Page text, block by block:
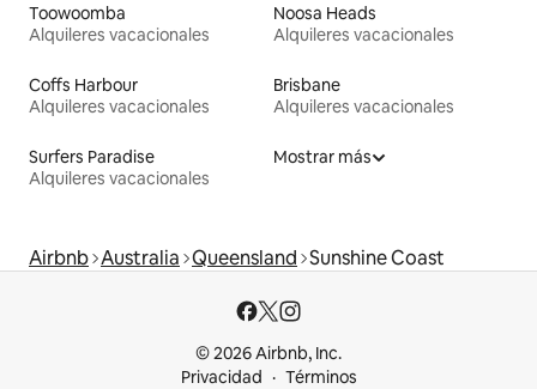
Toowoomba
Alquileres vacacionales
Noosa Heads
Alquileres vacacionales
Coffs Harbour
Alquileres vacacionales
Brisbane
Alquileres vacacionales
Surfers Paradise
Alquileres vacacionales
Mostrar más
Airbnb Australia Queensland Sunshine Coast
© 2026 Airbnb, Inc.
Privacidad
Términos